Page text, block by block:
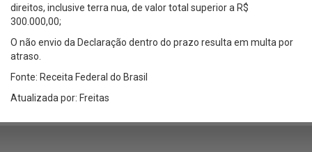
direitos, inclusive terra nua, de valor total superior a R$
300.000,00;
O não envio da Declaração dentro do prazo resulta em multa por
atraso.
Fonte: Receita Federal do Brasil
Atualizada por: Freitas